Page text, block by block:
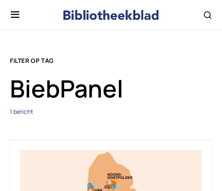
FILTER OP TAG
BiebPanel
1 bericht